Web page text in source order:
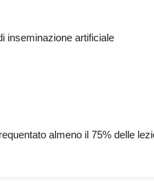
inseminazione artificiale
almeno il 75% delle